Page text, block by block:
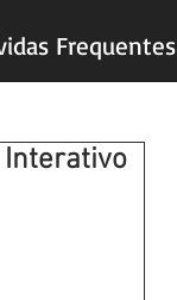
Frequentes
Interativo